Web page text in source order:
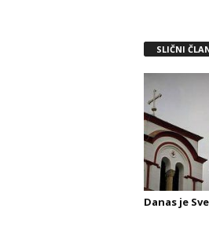
SLIČNI
Danas je